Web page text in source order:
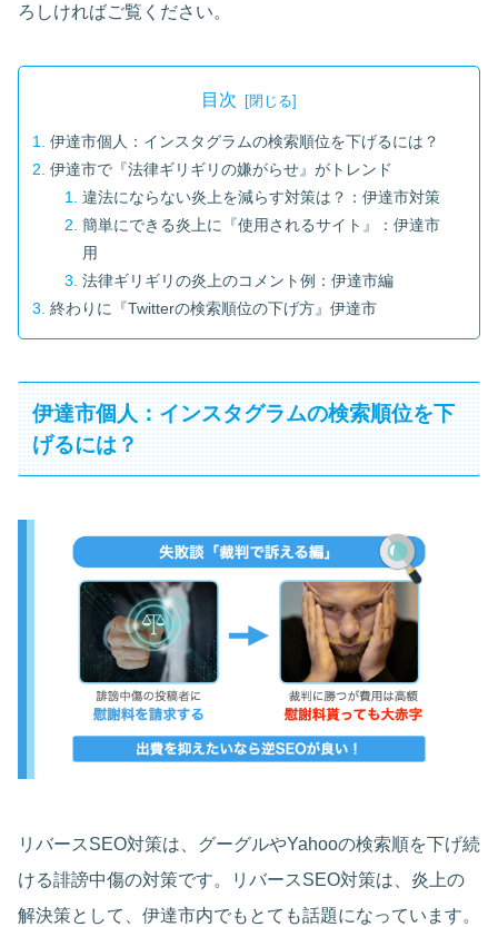
ろしければご覧ください。
目次
伊達市個人：インスタグラムの検索順位を下げるには？
伊達市で『法律ギリギリの嫌がらせ』がトレンド
違法にならない炎上を減らす対策は？：伊達市対策
簡単にできる炎上に『使用されるサイト』：伊達市
用
法律ギリギリの炎上のコメント例：伊達市編
終わりに『Twitterの検索順位の下げ方』伊達市
伊達市個人：インスタグラムの検索順位を下
げるには？
リバースSEO対策は、グーグルやYahooの検索順を下げ続
ける誹謗中傷の対策です。リバースSEO対策は、炎上の
解決策として、伊達市内でもとても話題になっています。